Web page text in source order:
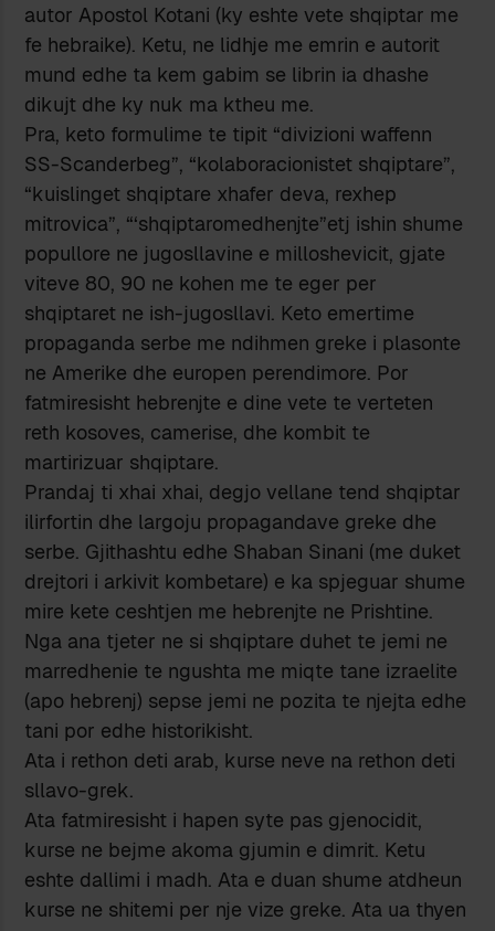
autor Apostol Kotani (ky eshte vete shqiptar me
fe hebraike). Ketu, ne lidhje me emrin e autorit
mund edhe ta kem gabim se librin ia dhashe
dikujt dhe ky nuk ma ktheu me.
Pra, keto formulime te tipit “divizioni waffenn
SS-Scanderbeg”, “kolaboracionistet shqiptare”,
“kuislinget shqiptare xhafer deva, rexhep
mitrovica”, “‘shqiptaromedhenjte”etj ishin shume
popullore ne jugosllavine e milloshevicit, gjate
viteve 80, 90 ne kohen me te eger per
shqiptaret ne ish-jugosllavi. Keto emertime
propaganda serbe me ndihmen greke i plasonte
ne Amerike dhe europen perendimore. Por
fatmiresisht hebrenjte e dine vete te verteten
reth kosoves, camerise, dhe kombit te
martirizuar shqiptare.
Prandaj ti xhai xhai, degjo vellane tend shqiptar
ilirfortin dhe largoju propagandave greke dhe
serbe. Gjithashtu edhe Shaban Sinani (me duket
drejtori i arkivit kombetare) e ka spjeguar shume
mire kete ceshtjen me hebrenjte ne Prishtine.
Nga ana tjeter ne si shqiptare duhet te jemi ne
marredhenie te ngushta me miqte tane izraelite
(apo hebrenj) sepse jemi ne pozita te njejta edhe
tani por edhe historikisht.
Ata i rethon deti arab, kurse neve na rethon deti
sllavo-grek.
Ata fatmiresisht i hapen syte pas gjenocidit,
kurse ne bejme akoma gjumin e dimrit. Ketu
eshte dallimi i madh. Ata e duan shume atdheun
kurse ne shitemi per nje vize greke. Ata ua thyen